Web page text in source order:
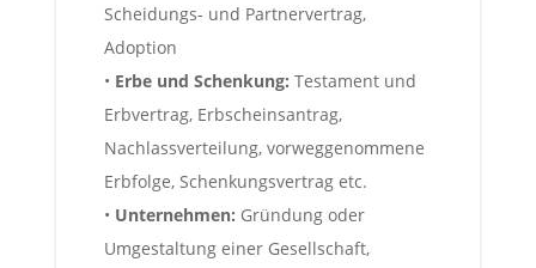
Scheidungs- und Partnervertrag,
Adoption
• Erbe und Schenkung: Testament und
Erbvertrag, Erbscheinsantrag,
Nachlassverteilung, vorweggenommene
Erbfolge, Schenkungsvertrag etc.
• Unternehmen: Gründung oder
Umgestaltung einer Gesellschaft,